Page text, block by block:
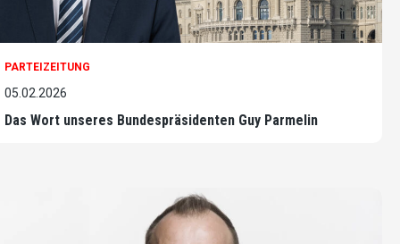
PARTEIZEITUNG
05.02.2026
Das Wort unseres Bundespräsidenten Guy Parmelin